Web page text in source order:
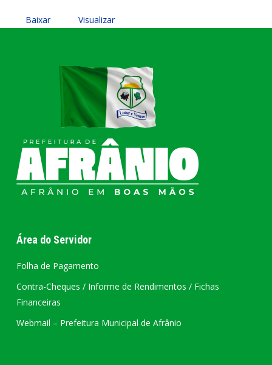
Baixar Visualizar
Área do Servidor
Folha de Pagamento
Contra-Cheques / Informe de Rendimentos / Fichas
Financeiras
Webmail – Prefeitura Municipal de Afrânio